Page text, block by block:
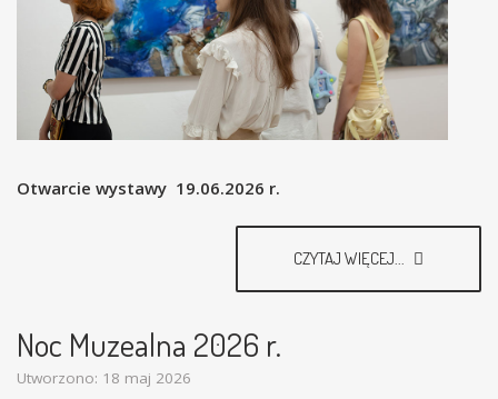
Otwarcie wystawy 19.06.2026 r.
CZYTAJ WIĘCEJ...
Noc Muzealna 2026 r.
Utworzono: 18 maj 2026